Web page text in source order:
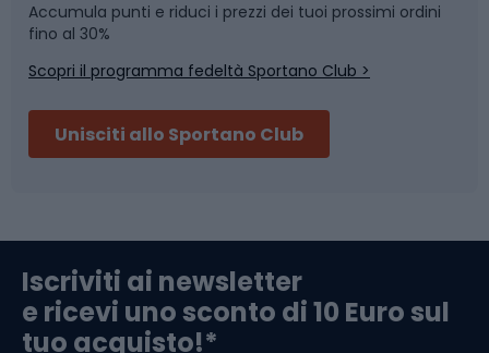
Skitouring
Abbigliamento da escursionismo
Pattinaggio
Componenti per biciclette
Arrampicata
Accumula punti e riduci i prezzi dei tuoi prossimi ordini
fino al 30%
Scopri il programma fedeltà Sportano Club >
Unisciti allo Sportano Club
Iscriviti ai newsletter
e ricevi uno sconto di 10 Euro sul
tuo acquisto!*